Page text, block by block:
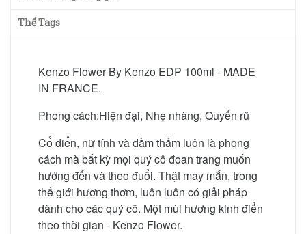
Thể Tags
Kenzo Flower By Kenzo EDP 100ml - MADE
IN FRANCE.
Phong cách:Hiện đại, Nhẹ nhàng, Quyến rũ
Cổ điển, nữ tính và đằm thắm luôn là phong
cách mà bất kỳ mọi quý cô đoan trang muốn
hướng đến và theo đuổi. Thật may mắn, trong
thế giới hương thơm, luôn luôn có giải pháp
dành cho các quý cô. Một mùi hương kinh điển
theo thời gian - Kenzo Flower.